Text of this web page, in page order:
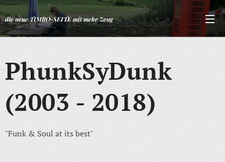
die neue TIMBO-SEITE mit mehr Zeug
PhunkSyDunk
(2003 - 2018)
"Funk & Soul at its best"